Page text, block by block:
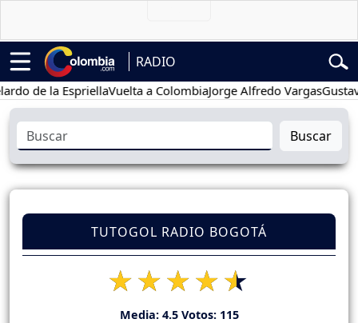
RADIO
la EspriellaVuelta a ColombiaJorge Alfredo VargasGustavo
Buscar
TUTOGOL RADIO BOGOTÁ
Media: 4.5Votos: 115